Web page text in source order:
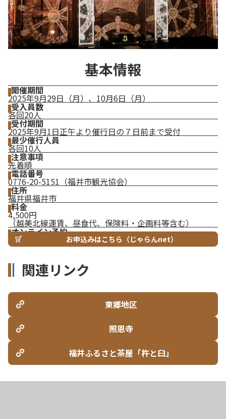
基本情報
開催期間
2025年9月29日（月）、10月6日（月）
受入員数
各回20人
受付期間
2025年9月1日正午より催行日の７日前まで受付
最少催行人員
各回10人
注意事項
先着順
電話番号
0776-20-5151（福井市観光協会）
住所
福井県福井市
料金
4,500円
（越美北線運賃、昼食代、保険料・企画料等含む）
オンライン予約
お申込みはこちら（じゃらんnet）
関連リンク
東郷地区
照恩寺
福井ふるさと茶屋「杵と臼」